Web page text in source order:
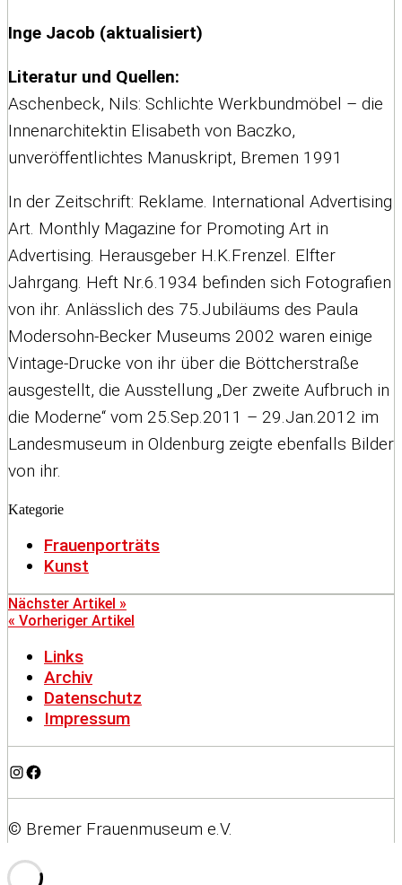
Inge Jacob (aktualisiert)
Literatur und Quellen:
Aschenbeck, Nils: Schlichte Werkbundmöbel – die
Innenarchitektin Elisabeth von Baczko,
unveröffentlichtes Manuskript, Bremen 1991
In der Zeitschrift: Reklame. International Advertising
Art. Monthly Magazine for Promoting Art in
Advertising. Herausgeber H.K.Frenzel. Elfter
Jahrgang. Heft Nr.6.1934 befinden sich Fotografien
von ihr. Anlässlich des 75.Jubiläums des Paula
Modersohn-Becker Museums 2002 waren einige
Vintage-Drucke von ihr über die Böttcherstraße
ausgestellt, die Ausstellung „Der zweite Aufbruch in
die Moderne“ vom 25.Sep.2011 – 29.Jan.2012 im
Landesmuseum in Oldenburg zeigte ebenfalls Bilder
von ihr.
Kategorie
Frauenporträts
Kunst
Nächster Artikel »
« Vorheriger Artikel
Links
Archiv
Datenschutz
Impressum
Instagram
Facebook
© Bremer Frauenmuseum e.V.